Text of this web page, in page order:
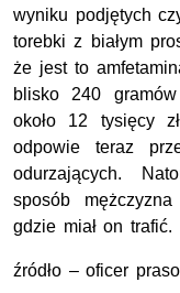
wyniku podjętych
torebki z białym
że jest to
blisko 240
około 12 tysięcy
odpowie teraz
odurzających.
sposób
gdzie miał on trafić.
źródło – oficer